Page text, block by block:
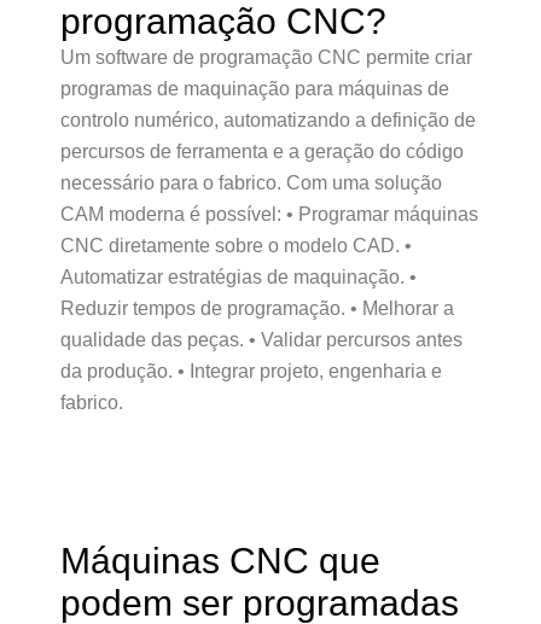
programação CNC?
Um software de programação CNC permite criar
programas de maquinação para máquinas de
controlo numérico, automatizando a definição de
percursos de ferramenta e a geração do código
necessário para o fabrico. Com uma solução
CAM moderna é possível: • Programar máquinas
CNC diretamente sobre o modelo CAD. •
Automatizar estratégias de maquinação. •
Reduzir tempos de programação. • Melhorar a
qualidade das peças. • Validar percursos antes
da produção. • Integrar projeto, engenharia e
fabrico.
Máquinas CNC que
podem ser programadas